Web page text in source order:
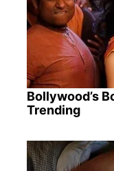
Bollywood’s
Trending